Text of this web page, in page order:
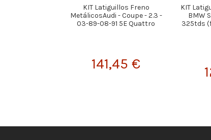
KIT Latiguillos Freno
MetálicosAudi - Coupe - 2.3 -
03-89-08-91 5E Quattro
141,45 €
KIT
BMW
325tds